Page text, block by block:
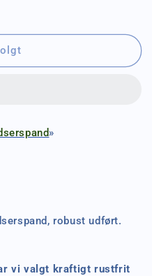
»
robust udført.
vi valgt kraftigt rustfrit